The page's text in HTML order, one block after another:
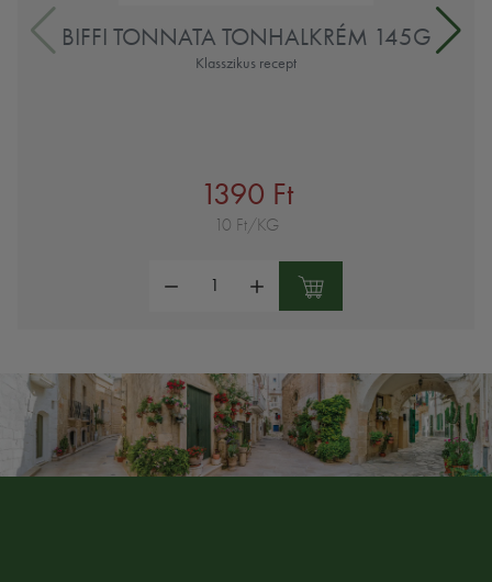
BIFFI TONNATA TONHALKRÉM 145G
Klasszikus recept
1390 Ft
10 Ft/KG